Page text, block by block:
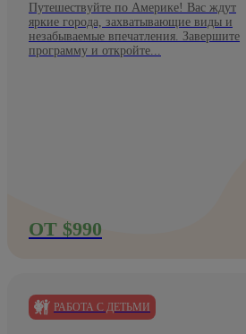
Путешествуйте по Америке! Вас ждут
яркие города, захватывающие виды и
незабываемые впечатления. Завершите
программу и откройте...
ОТ $990
РАБОТА С ДЕТЬМИ